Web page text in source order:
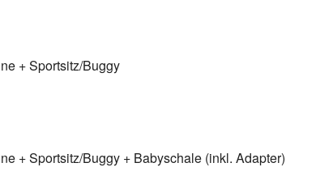
+ Sportsitz/Buggy
+ Sportsitz/Buggy + Babyschale (inkl. Adapter)